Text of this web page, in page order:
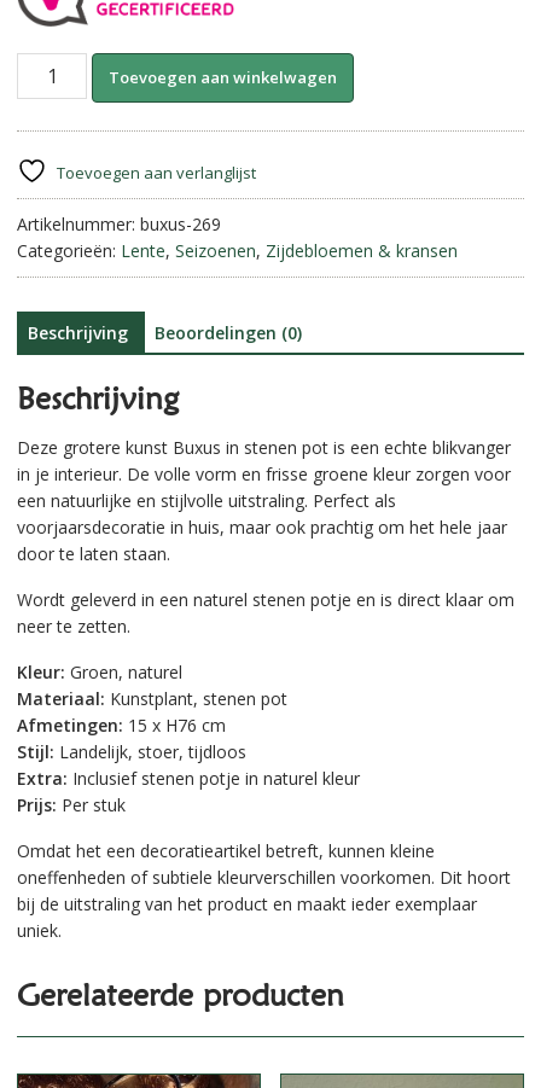
Buxus
||
76
cm
aantal
Toevoegen aan winkelwagen
n
t
i
:
Toevoegen aan verlanglijst
Artikelnummer: buxus-269
Categorieën: Lente, Seizoenen, Zijdebloemen & kransen
Beschrijving Beoordelingen (0)
Beschrijving
Deze grotere kunst Buxus in stenen pot is een echte blikvanger
in je interieur. De volle vorm en frisse groene kleur zorgen voor
een natuurlijke en stijlvolle uitstraling. Perfect als
voorjaarsdecoratie in huis, maar ook prachtig om het hele jaar
door te laten staan.
Wordt geleverd in een naturel stenen potje en is direct klaar om
neer te zetten.
Kleur: Groen, naturel
Materiaal: Kunstplant, stenen pot
Afmetingen: 15 x H76 cm
Stijl: Landelijk, stoer, tijdloos
Extra: Inclusief stenen potje in naturel kleur
Prijs: Per stuk
Omdat het een decoratieartikel betreft, kunnen kleine
oneffenheden of subtiele kleurverschillen voorkomen. Dit hoort
bij de uitstraling van het product en maakt ieder exemplaar
uniek.
Gerelateerde producten